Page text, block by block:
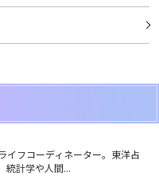
イフコーディネーター。東洋占
統計学や人間...